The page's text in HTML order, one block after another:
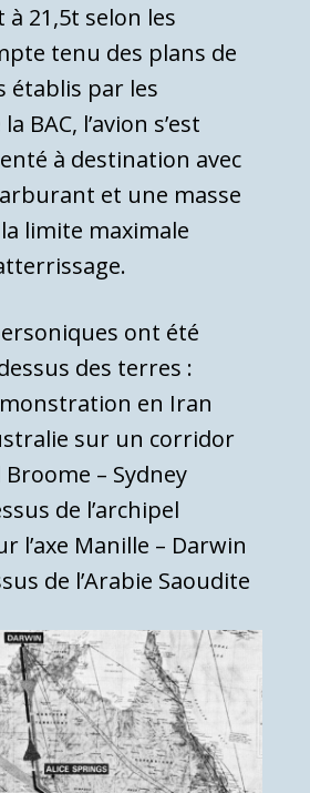
21,5t selon les
tenu des plans de
établis par les
BAC, l’avion s’est
à destination avec
et une masse
limite maximale
ont été
des terres :
en Iran
sur un corridor
– Sydney
de l’archipel
l’axe Manille – Darwin
de l’Arabie Saoudite